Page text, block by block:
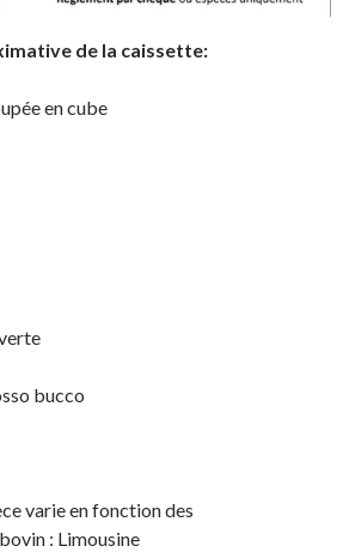
de la caissette:
en cube
bucco
varie en fonction des
: Limousine